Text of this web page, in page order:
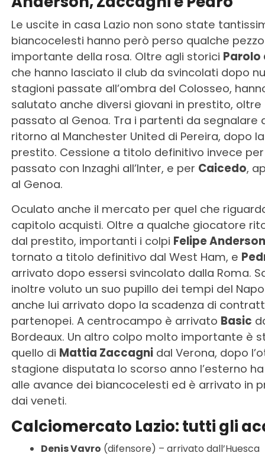
Le uscite in casa Lazio non sono state
biancocelesti hanno però perso qualche pezzo
importante della rosa. Oltre agli storici Parolo
che hanno lasciato il club da svincolati dopo
stagioni passate all’ombra del Colosseo,
salutato anche diversi giovani in prestito, oltre
passato al Genoa. Tra i partenti da segnalare
ritorno al Manchester United di Pereira, dopo
prestito. Cessione a titolo definitivo invece
passato con Inzaghi all’Inter, e per Caicedo,
al Genoa.
Oculato anche il mercato per quel che
capitolo acquisti. Oltre a qualche giocatore
dal prestito, importanti i colpi Felipe Anderson
tornato a titolo definitivo dal West Ham, e
arrivato dopo essersi svincolato dalla Roma.
inoltre voluto un suo pupillo dei tempi del
anche lui arrivato dopo la scadenza di
partenopei. A centrocampo è arrivato Basic
Bordeaux. Un altro colpo molto importante è
quello di Mattia Zaccagnidal Verona, dopo
stagione disputata lo scorso anno l’esterno
alle avance dei biancocelesti ed è arrivato in
dai veneti.
Calciomercato Lazio: tutti gli
Denis Vavro (difensore) – arrivato dall’Huesca